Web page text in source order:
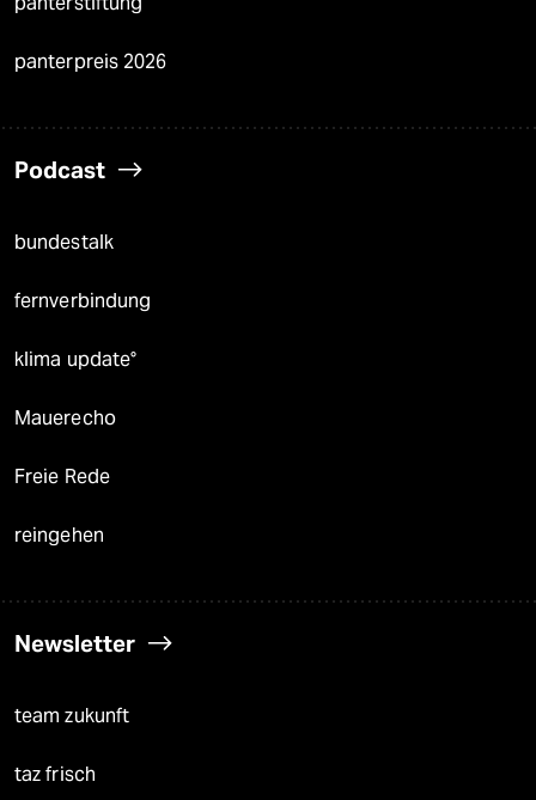
panterpreis 2026
Podcast
bundestalk
fernverbindung
klima update°
Mauerecho
Freie Rede
reingehen
Newsletter
team zukunft
taz frisch